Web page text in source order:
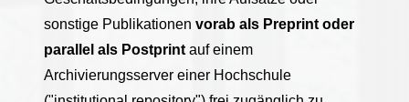
sonstige Publikationen vorab als Preprint oder
parallel als Postprint auf einem
Archivierungsserver einer Hochschule